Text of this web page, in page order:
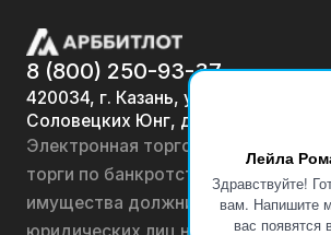
Лейла
Здравствуйте!
вам. Напишите
вас появятся
8 (800) 250-93-37
420034, г. Казань, ул.
Соловецких Юнг, д. 7
Электронная торговая площадка
торги по банкротству, лоты по
имущества должников физических